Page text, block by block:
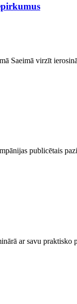
Saeimā virzīt
publicētais
ar savu